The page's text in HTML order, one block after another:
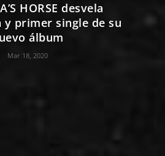
HORSE desvela
primer single de su
álbum
Mar 18, 2020